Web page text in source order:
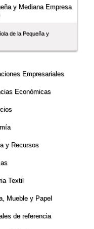
de la Pequeña y
Empresariales
Económicas
y Recursos
Textil
Mueble y Papel
de referencia